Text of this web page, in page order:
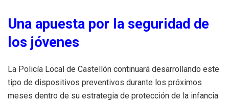
Una apuesta por la seguridad de
los jóvenes
La Policía Local de Castellón continuará desarrollando este
tipo de dispositivos preventivos durante los próximos
meses dentro de su estrategia de protección de la infancia